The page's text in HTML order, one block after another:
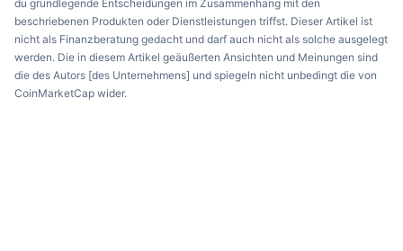
du grundlegende Entscheidungen im Zusammenhang mit den
beschriebenen Produkten oder Dienstleistungen triffst. Dieser Artikel ist
nicht als Finanzberatung gedacht und darf auch nicht als solche ausgelegt
werden. Die in diesem Artikel geäußerten Ansichten und Meinungen sind
die des Autors [des Unternehmens] und spiegeln nicht unbedingt die von
CoinMarketCap wider.